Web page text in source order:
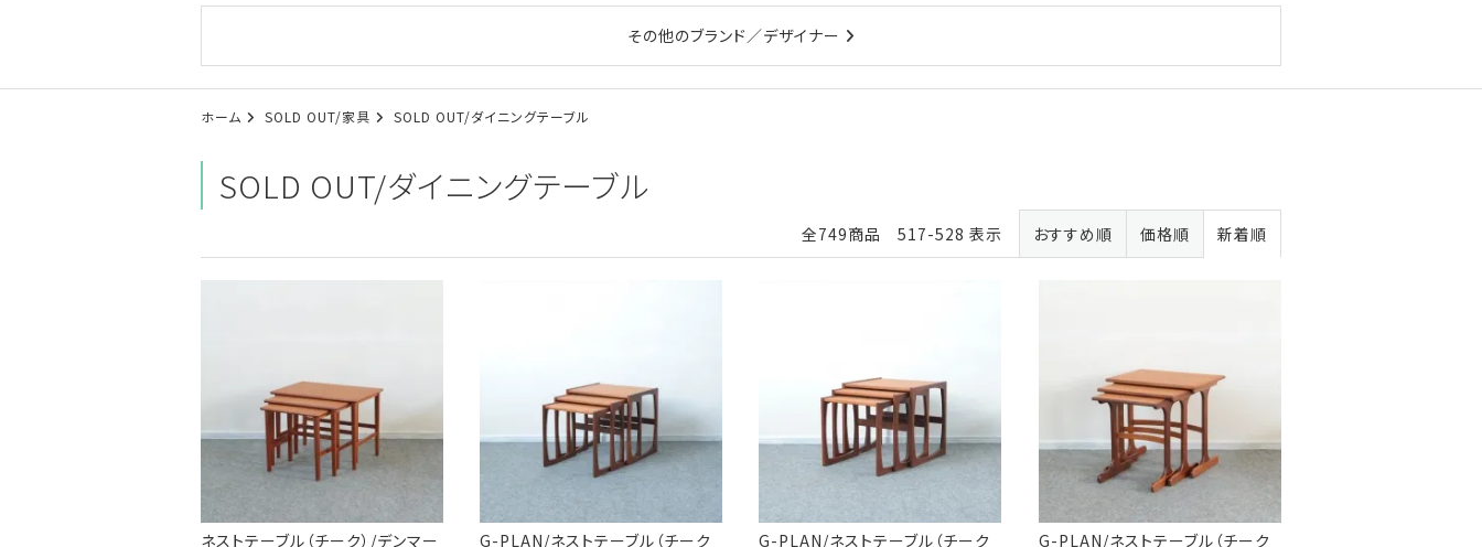
その他のブランド／デザイナー
ホーム SOLD OUT/家具 SOLD OUT/ダイニングテーブル
SOLD OUT/ダイニングテーブル
全749商品 517-528 表示 おすすめ順 価格順 新着順
ネストテーブル（チーク）/デンマー
G-PLAN/ネストテーブル（チーク
G-PLAN/ネストテーブル（チーク
G-PLAN/ネストテーブル（チーク